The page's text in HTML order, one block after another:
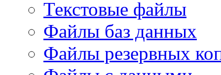
Текстовые файлы
Файлы баз данных
Файлы резервных